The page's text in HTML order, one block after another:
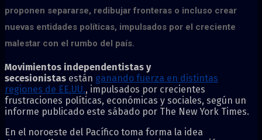
proponen separarse, redibujar fronteras o incluso crear
nuevas entidades políticas, impulsados por el creciente
malestar con el rumbo del país.
Movimientos independentistas y
secesionistas están ganando fuerza en distintas
regiones de EE.UU., impulsados por crecientes
frustraciones políticas, económicas y sociales, según un
informe publicado este sábado por The New York Times.
En el noroeste del Pacífico toma forma la idea